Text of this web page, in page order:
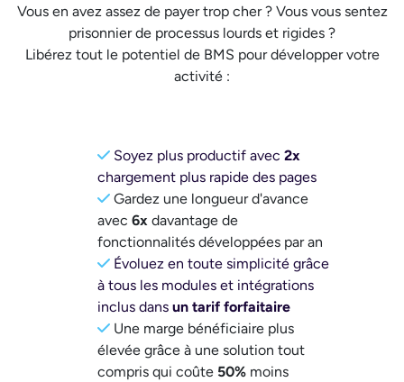
Vous en avez assez de payer trop cher ? Vous vous sentez
prisonnier de processus lourds et rigides ?
Libérez tout le potentiel de BMS pour développer votre
activité :
Soyez plus productif avec 2x
chargement plus rapide des pages
Gardez une longueur d'avance
avec 6x davantage de
fonctionnalités développées par an
Évoluez en toute simplicité grâce
à tous les modules et intégrations
inclus dans un tarif forfaitaire
Une marge bénéficiaire plus
élevée grâce à une solution tout
compris qui coûte 50% moins